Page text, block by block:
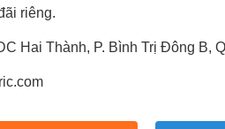
riêng.
Hai Thành, P. Bình Trị Đông B,